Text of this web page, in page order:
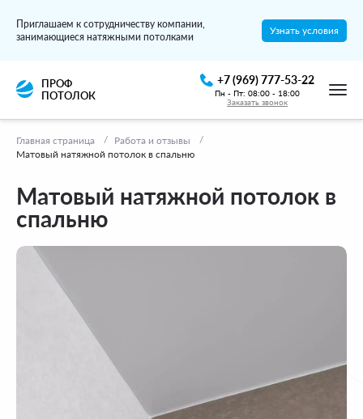
Приглашаем к сотрудничеству компании,
занимающиеся натяжными потолками
Узнать условия
ПРОФ
ПОТОЛОК
+7 (969) 777-53-22
Пн - Пт: 08:00 - 18:00
Заказать звонок
Главная страница
Работа и отзывы
Матовый натяжной потолок в спальню
Матовый натяжной потолок в
спальню